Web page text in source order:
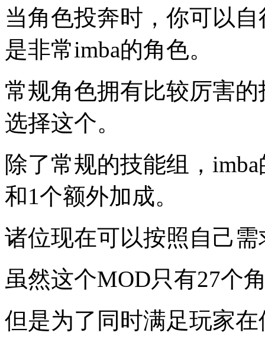
当角色投奔时，你可以
是非常imba的角色。
常规角色拥有比较厉害
选择这个。
除了常规的技能组，
和1个额外加成。
诸位现在可以按照自己
虽然这个MOD只有27个
但是为了同时满足玩家